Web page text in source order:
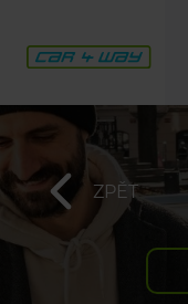
ZPĚT